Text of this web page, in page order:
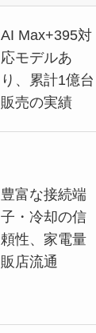
AI Max+395対
応モデルあ
り、累計1億台
販売の実績
豊富な接続端
子・冷却の信
頼性、家電量
販店流通